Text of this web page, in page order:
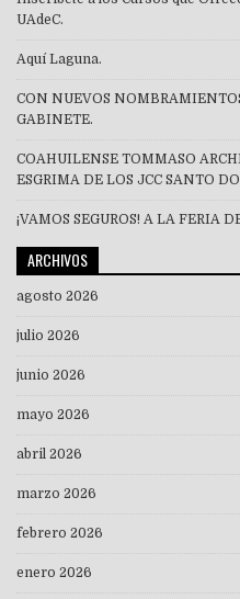
UAdeC.
Aquí Laguna.
CON NUEVOS
GABINETE.
COAHUILENSE TOMMASO
ESGRIMA DE LOS JCC SANTO
¡VAMOS SEGUROS! A LA FERIA
ARCHIVOS
agosto 2026
julio 2026
junio 2026
mayo 2026
abril 2026
marzo 2026
febrero 2026
enero 2026